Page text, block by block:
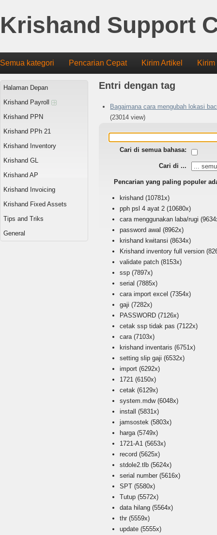
Krishand Support
Semua kategori Pencarian Cepat Kirim Artikel
Halaman Depan
Krishand Payroll
Krishand PPN
Krishand PPh 21
Krishand Inventory
Krishand GL
Krishand AP
Krishand Invoicing
Krishand Fixed Assets
Tips and Triks
General
Entri dengan tag
Bagaimana cara mengubah lokasi
(23014 view)
Cari di semua bahasa:
Cari di ...
Pencarian yang paling populer
krishand (10781x)
pph psl 4 ayat 2 (10680x)
cara menggunakan laba/rugi
password awal (8962x)
krishand kwitansi (8634x)
Krishand inventory full version
validate patch(8153x)
ssp(7897x)
serial (7885x)
cara import excel (7354x)
gaji (7282x)
PASSWORD (7126x)
cetak ssp tidak pas (7122x)
cara (7103x)
krishand inventaris (6751x)
setting slip gaji (6532x)
import (6292x)
1721 (6150x)
cetak (6129x)
system.mdw(6048x)
install (5831x)
jamsostek (5803x)
harga (5749x)
1721-A1 (5653x)
record (5625x)
stdole2.tlb (5624x)
serial number (5616x)
SPT (5580x)
Tutup (5572x)
data hilang (5564x)
thr (5559x)
update (5555x)